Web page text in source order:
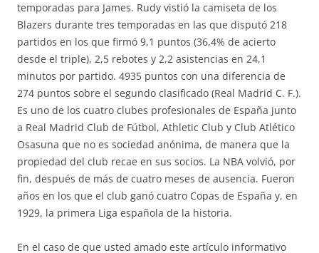
temporadas para James. Rudy vistió la camiseta de los
Blazers durante tres temporadas en las que disputó 218
partidos en los que firmó 9,1 puntos (36,4% de acierto
desde el triple), 2,5 rebotes y 2,2 asistencias en 24,1
minutos por partido. 4935 puntos con una diferencia de
274 puntos sobre el segundo clasificado (Real Madrid C. F.).
Es uno de los cuatro clubes profesionales de España junto
a Real Madrid Club de Fútbol, Athletic Club y Club Atlético
Osasuna que no es sociedad anónima, de manera que la
propiedad del club recae en sus socios. La NBA volvió, por
fin, después de más de cuatro meses de ausencia. Fueron
años en los que el club ganó cuatro Copas de España y, en
1929, la primera Liga española de la historia.
En el caso de que usted amado este artículo informativo